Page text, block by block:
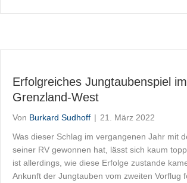
Erfolgreiches Jungtaubenspiel
Grenzland-West
Von Burkard Sudhoff | 21. März 2022
Was dieser Schlag im vergangenen Jahr mit
seiner RV gewonnen hat, lässt sich kaum
ist allerdings, wie diese Erfolge zustande
Ankunft der Jungtauben vom zweiten Vorflug